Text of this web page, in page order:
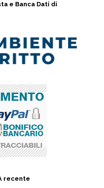
e Banca Dati di
recente